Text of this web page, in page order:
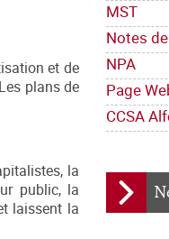
MST
Notes
NPA
Page
CCSA
et de
plans de
la
public, la
laissent la